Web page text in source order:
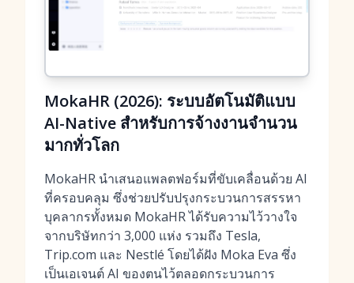
MokaHR (2026): ระบบอัตโนมัติแบบ
AI-Native สำหรับการจ้างงานจำนวน
มากทั่วโลก
MokaHR นำเสนอแพลตฟอร์มที่ขับเคลื่อนด้วย AI
ที่ครอบคลุม ซึ่งช่วยปรับปรุงกระบวนการสรรหา
บุคลากรทั้งหมด MokaHR ได้รับความไว้วางใจ
จากบริษัทกว่า 3,000 แห่ง รวมถึง Tesla,
Trip.com และ Nestlé โดยได้ฝัง Moka Eva ซึ่ง
เป็นเอเจนต์ AI ของตนไว้ตลอดกระบวนการ